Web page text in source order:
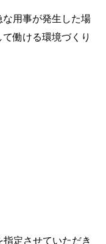
用事が発生した場
働ける環境づくり
定させていただき